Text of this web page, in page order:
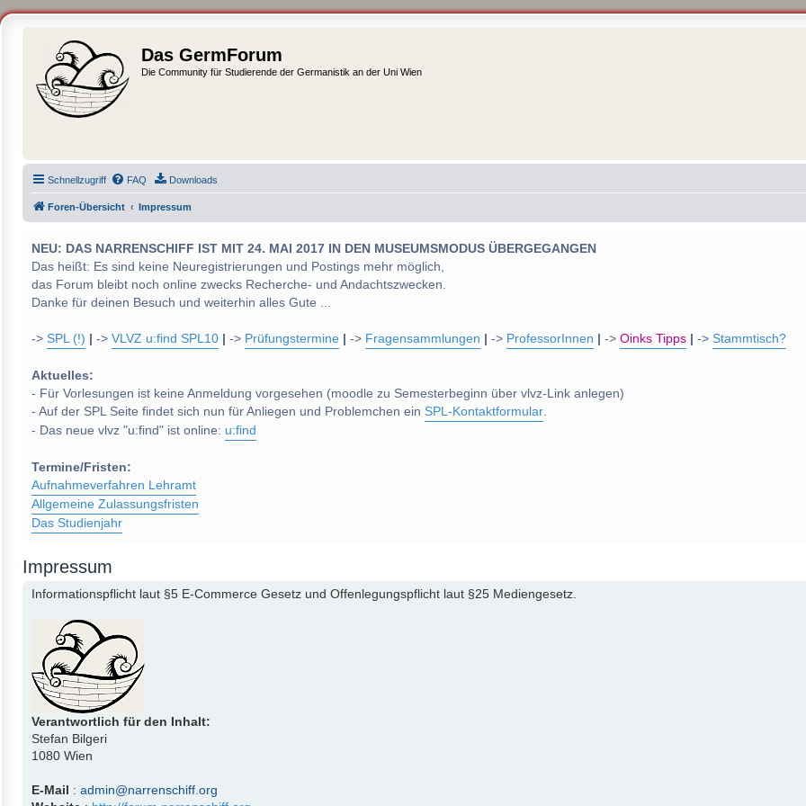
Das GermForum
Die Community für Studierende der Germanistik an der Uni Wien
Schnellzugriff FAQ Downloads
Foren-Übersicht Impressum
NEU: DAS NARRENSCHIFF IST MIT 24. MAI 2017 IN DEN MUSEUMSMODUS ÜBERGEGANGEN
Das heißt: Es sind keine Neuregistrierungen und Postings mehr möglich,
das Forum bleibt noch online zwecks Recherche- und Andachtszwecken.
Danke für deinen Besuch und weiterhin alles Gute ...
-> SPL (!) -> VLVZ u:find SPL10 -> Prüfungstermine -> Fragensammlungen -> ProfessorInnen -> Oinks Tipps -> Stammtisch?
Aktuelles:
- Für Vorlesungen ist keine Anmeldung vorgesehen (moodle zu Semesterbeginn über vlvz-Link anlegen)
- Auf der SPL Seite findet sich nun für Anliegen und Problemchen ein SPL-Kontaktformular.
- Das neue vlvz "u:find" ist online: u:find
Termine/Fristen:
Aufnahmeverfahren Lehramt
Allgemeine Zulassungsfristen
Das Studienjahr
Impressum
Informationspflicht laut §5 E-Commerce Gesetz und Offenlegungspflicht laut §25 Mediengesetz.
Verantwortlich für den Inhalt:
Stefan Bilgeri
1080 Wien
E-Mail : admin@narrenschiff.org